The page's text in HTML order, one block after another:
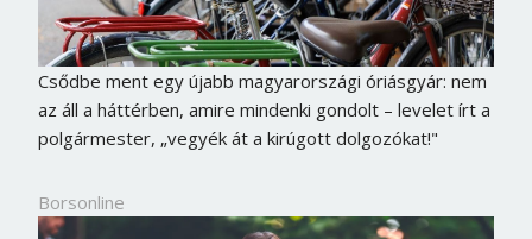
Csődbe ment egy újabb magyarországi óriásgyár: nem
az áll a háttérben, amire mindenki gondolt – levelet írt a
polgármester, „vegyék át a kirúgott dolgozókat!"
Borsonline